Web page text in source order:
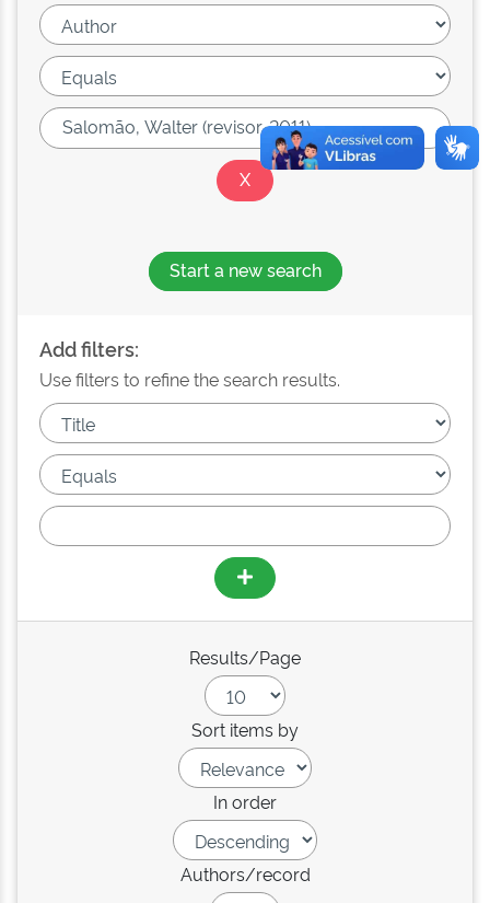
Start a new search
Add filters:
Use filters to refine the search results.
Results/Page
Sort items by
In order
Authors/record